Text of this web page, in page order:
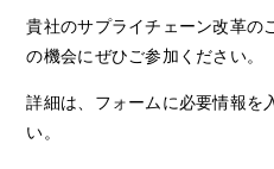
貴社のサプライチェーン改革の
の機会にぜひご参加ください。
詳細は、フォームに必要情報を
い。